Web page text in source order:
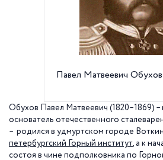
Павел Матвеевич Обухов
Обухов Павел Матвеевич (1820–1869) –
основатель отечественного
– родился в удмуртском городе
петербургский Горный институт, а к
состоя в чине подполковника по